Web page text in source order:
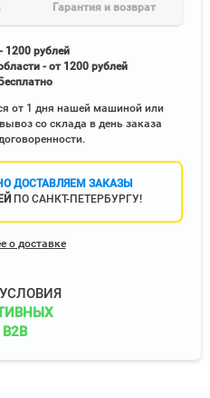
Гарантия и возврат
1200 рублей
- от 1200 рублей
от 1 дня нашей машиной или
со склада в день заказа
ДОСТАВЛЯЕМ ЗАКАЗЫ
ПО САНКТ-ПЕТЕРБУРГУ!
о доставке